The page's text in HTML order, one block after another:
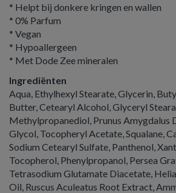
* Helpt bij donkere kringen en wallen
* 0% Parfum
* Vegan
* Hypoallergeen
* Met Dode Zee mineralen
Ingrediënten
Aqua, Ethylhexyl Stearate, Glycerin,
Butter, Cetearyl Alcohol, Glyceryl
Methylpropanediol, Prunus Amygdalus
Glycol, Tocopheryl Acetate, Squalane,
Sodium Cetearyl Sulfate, Panthenol,
Tocopherol, Phenylpropanol, Persea
Tetrasodium Glutamate Diacetate,
Oil, Ruscus Aculeatus Root Extract,